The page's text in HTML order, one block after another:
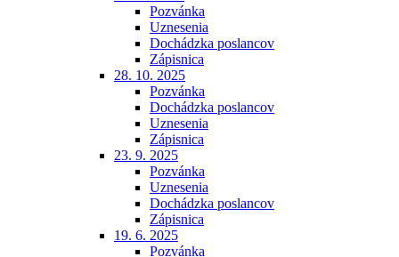
Pozvánka
Uznesenia
Dochádzka poslancov
Zápisnica
28. 10. 2025
Pozvánka
Dochádzka poslancov
Uznesenia
Zápisnica
23. 9. 2025
Pozvánka
Uznesenia
Dochádzka poslancov
Zápisnica
19. 6. 2025
Pozvánka